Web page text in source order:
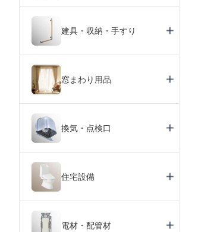
建具・収納・手すり
窓まわり用品
換気・点検口
住宅設備
電材・配管材